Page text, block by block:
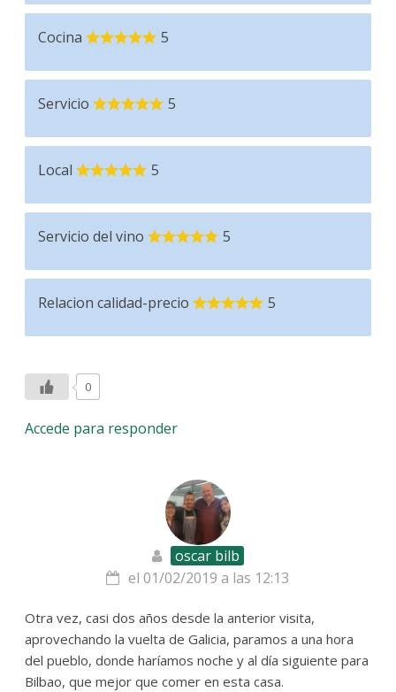
Cocina 5
Servicio 5
Local 5
Servicio del vino 5
Relacion calidad-precio 5
0
Accede para responder
oscar bilb
el 01/02/2019 a las 12:13
Otra vez, casi dos años desde la anterior visita,
aprovechando la vuelta de Galicia, paramos a una hora
del pueblo, donde haríamos noche y al día siguiente para
Bilbao, que mejor que comer en esta casa.